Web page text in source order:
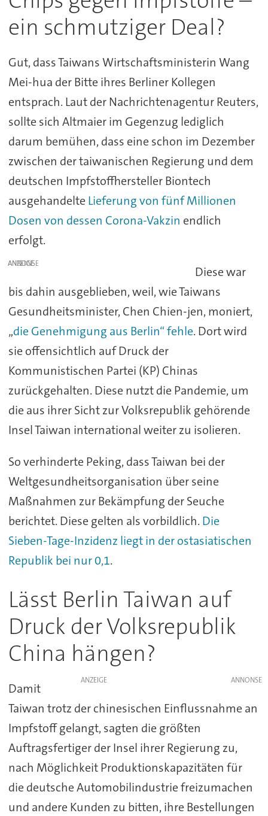
ein schmutziger Deal?
Gut, dass Taiwans Wirtschaftsministerin Wang
Mei-hua der Bitte ihres Berliner Kollegen
entsprach. Laut der Nachrichtenagentur Reuters,
sollte sich Altmaier im Gegenzug lediglich
darum bemühen, dass eine schon im Dezember
zwischen der taiwanischen Regierung und dem
deutschen Impfstoffhersteller Biontech
ausgehandelte Lieferung von fünf Millionen
Dosen von dessen Corona-Vakzin endlich
erfolgt.
ANZEIGE
Diese war
bis dahin ausgeblieben, weil, wie Taiwans
Gesundheitsminister, Chen Chien-jen, moniert,
„die Genehmigung aus Berlin“ fehle. Dort wird
sie offensichtlich auf Druck der
Kommunistischen Partei (KP) Chinas
zurückgehalten. Diese nutzt die Pandemie, um
die aus ihrer Sicht zur Volksrepublik gehörende
Insel Taiwan international weiter zu isolieren.
So verhinderte Peking, dass Taiwan bei der
Weltgesundheitsorganisation über seine
Maßnahmen zur Bekämpfung der Seuche
berichtet. Diese gelten als vorbildlich. Die
Sieben-Tage-Inzidenz liegt in der ostasiatischen
Republik bei nur 0,1.
Lässt Berlin Taiwan auf
Druck der Volksrepublik
China hängen?
ANZEIGE
Damit
Taiwan trotz der chinesischen Einflussnahme an
Impfstoff gelangt, sagten die größten
Auftragsfertiger der Insel ihrer Regierung zu,
nach Möglichkeit Produktionskapazitäten für
die deutsche Automobilindustrie freizumachen
und andere Kunden zu bitten, ihre Bestellungen